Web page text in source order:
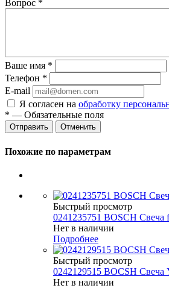
Вопрос *
Ваше имя *
Телефон *
E-mail
Я согласен на обработку
* — Обязательные поля
Отменить
Похожие по параметрам
Быстрый просмотр
0241235751 BOSCH Свеча
Нет в наличии
Подробнее
Быстрый просмотр
0242129515 BOCSH Свеча
Нет в наличии